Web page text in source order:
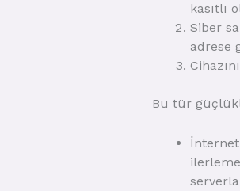
kasıtlı
Siber
adrese
Bu tür
İnternet